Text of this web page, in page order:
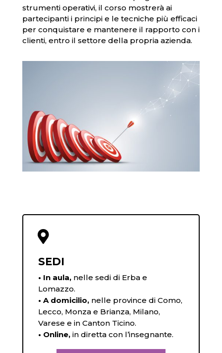
strumenti operativi, il corso mostrerà ai
partecipanti i principi e le tecniche più efficaci
per conquistare e mantenere il rapporto con i
clienti, entro il settore della propria azienda.

SEDI
• In aula,nelle sedi di Erba e
Lomazzo.
• A domicilio,nelle province di Como,
Lecco, Monza e Brianza, Milano,
Varese e in Canton Ticino.
• Online,in diretta con l’insegnante.